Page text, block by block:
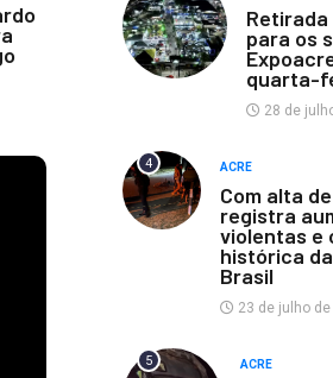
para os
quarta-
28 de
4 ACRE
Com alta
registra
violentas e
histórica
Brasil
23 de julho
5 ACRE